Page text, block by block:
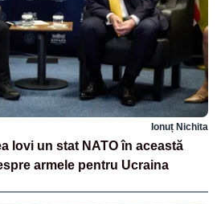
Ionuț Nichita
lovi un stat NATO în această
armele pentru Ucraina